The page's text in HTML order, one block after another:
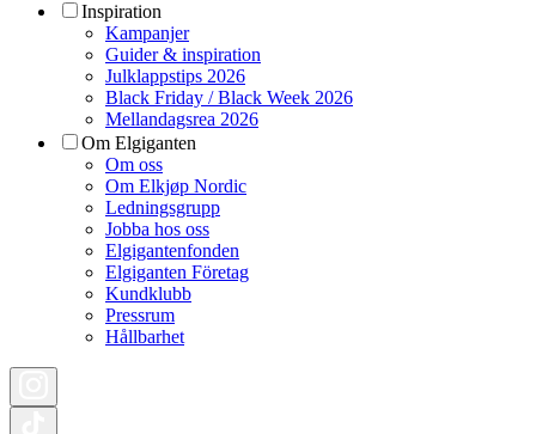
Inspiration
Kampanjer
Guider & inspiration
Julklappstips 2026
Black Friday / Black Week 2026
Mellandagsrea 2026
Om Elgiganten
Om oss
Om Elkjøp Nordic
Ledningsgrupp
Jobba hos oss
Elgigantenfonden
Elgiganten Företag
Kundklubb
Pressrum
Hållbarhet